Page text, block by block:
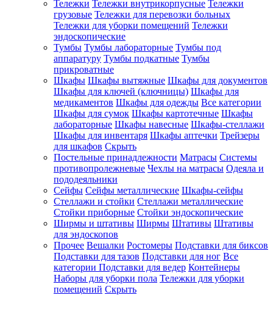
Тележки Тележки внутрикорпусные Тележки
грузовые Тележки для перевозки больных
Тележки для уборки помещений Тележки
эндоскопические
Тумбы Тумбы лабораторные Тумбы под
аппаратуру Тумбы подкатные Тумбы
прикроватные
Шкафы Шкафы вытяжные Шкафы для документов
Шкафы для ключей (ключницы) Шкафы для
медикаментов Шкафы для одежды Все категории
Шкафы для сумок Шкафы картотечные Шкафы
лабораторные Шкафы навесные Шкафы-стеллажи
Шкафы для инвентаря Шкафы аптечки Трейзеры
для шкафов Скрыть
Постельные принадлежности Матрасы Системы
противопролежневые Чехлы на матрасы Одеяла и
пододеяльники
Сейфы Сейфы металлические Шкафы-сейфы
Стеллажи и стойки Стеллажи металлические
Стойки приборные Стойки эндоскопические
Ширмы и штативы Ширмы Штативы Штативы
для эндоскопов
Прочее Вешалки Ростомеры Подставки для биксов
Подставки для тазов Подставки для ног Все
категории Подставки для ведер Контейнеры
Наборы для уборки пола Тележки для уборки
помещений Скрыть